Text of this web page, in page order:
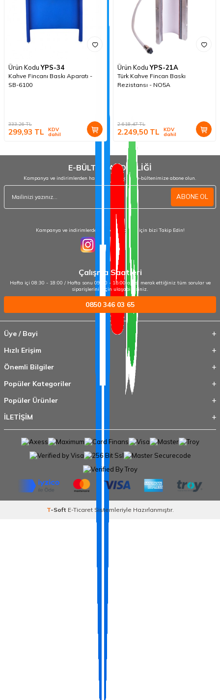
Ürün KoduYPS-34
Kahve Fincanı Baskı Aparatı -
SB-6100
333,26TL
299,93 TL KDV
dahil
Ürün KoduYPS-21A
Türk Kahve Fincan Baskı
Rezistansı - NO5A
2.618,47TL
2.249,50 TL KDV
dahil
E-BÜLTEN ABONELİĞİ
Kampanya ve indirimlerden haberdar olmak için e-bültenimize abone olun.
ABONE OL
Kampanya ve indirimlerden haberdar olmak için bizi Takip Edin!
Çalışma Saatleri
Hafta içi 08:30 - 18:00 / Hafta sonu 09:00 - 15:00 arası merak ettiğiniz tüm sorular ve
siparişleriniz için ulaşabilirsiniz.
0850 346 03 65
Üye / Bayi
Hızlı Erişim
Önemli Bilgiler
Popüler Kategoriler
Popüler Ürünler
İLETİŞİM
T-Soft E-TicaretSistemleriyle Hazırlanmıştır.